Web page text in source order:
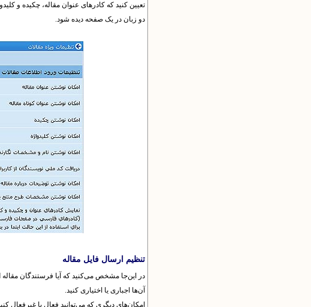
تعیین کنید که کادرهای عنوان مقاله، چکیده و
دو زبان در یک صفحه دیده شود.
تنظیم ارسال فایل مقاله
در این‌جا مشخص می‌کنید که آیا فرستندگان مقاله
آن‌ها اجباری یا اختیاری کنید.
امکان‌های دیگری که می‌توانید فعال یا غیرفعال